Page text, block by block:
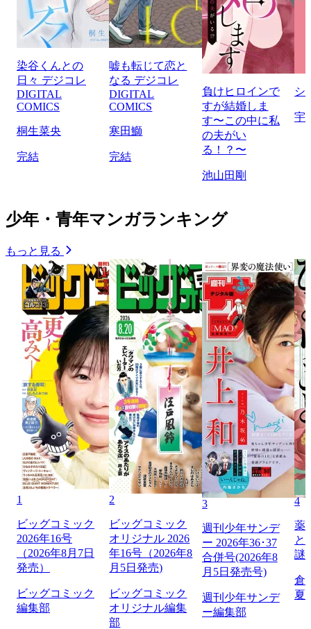
染谷くんとの
日々 デジコレ
DIGITAL
COMICS
桐生菜央
完結
嘘も転じて恋と
なる デジコレ
DIGITAL
COMICS
寒田鰤
完結
負けヒロインで
すが結婚しま
す〜この中に私
の夫がい
る！？〜
池山田剛
シ
宇
少年・青年マンガランキング
もっと見る
1
ビッグコミック
2026年16号
（2026年8月7日
発売）
ビッグコミック
編集部
2
ビッグコミック
オリジナル 2026
年16号（2026年8
月5日発売)
ビッグコミック
オリジナル編集
部
3
週刊少年サンデ
ー 2026年36･37
合併号(2026年8
月5日発売号)
週刊少年サンデ
ー編集部
4
薬
と
謎
倉
夏